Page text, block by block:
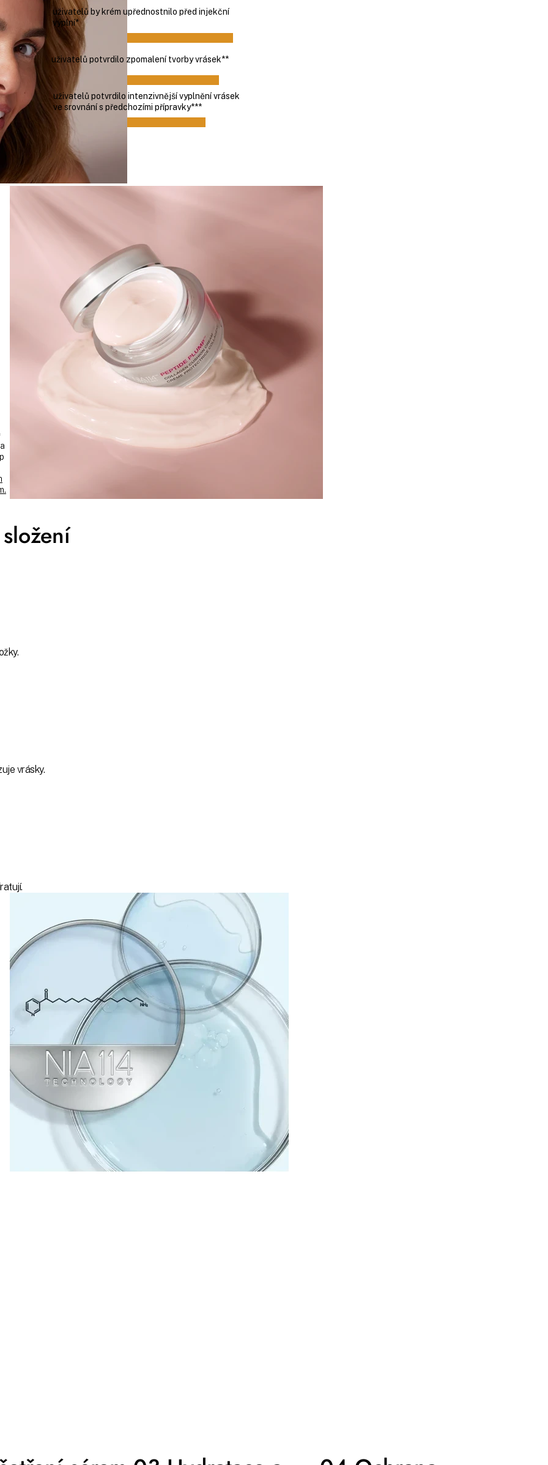
97%uživatelů by krém upřednostnilo před injekční
výplní*
91%uživatelů potvrdilo zpomalení tvorby vrásek**
85%uživatelů potvrdilo intenzivnější vyplnění vrásek
ve srovnání s předchozími přípravky***
vrásky.